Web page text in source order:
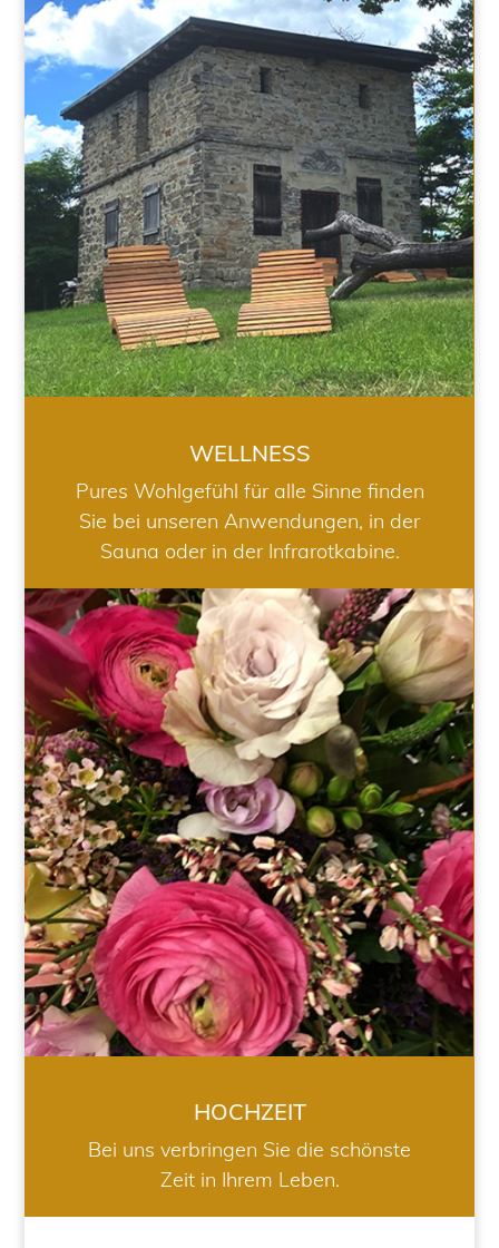
WELLNESS
WELLNESS
Pures Wohlgefühl für alle Sinne finden
Sie bei unseren Anwendungen, in der
Sauna oder in der Infrarotkabine.
HOCHZEIT
HOCHZEIT
Bei uns verbringen Sie die schönste
Zeit in Ihrem Leben.